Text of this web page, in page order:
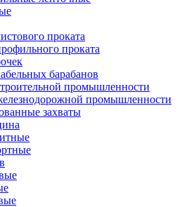
проката
проката
барабанов
промышленности
промышленности
захваты